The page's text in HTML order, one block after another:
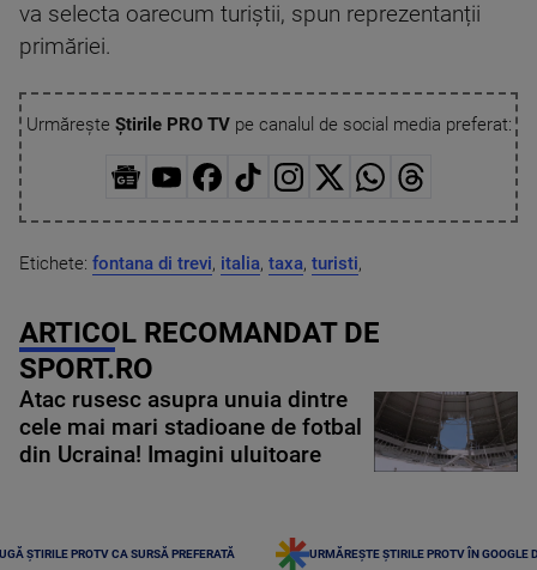
va selecta oarecum turiștii, spun reprezentanții
primăriei.
Urmărește Știrile PRO TVpe canalul de social media preferat:
Etichete: fontana di trevi, italia, taxa, turisti,
ARTICOL RECOMANDAT DE
SPORT.RO
Atac rusesc asupra unuia dintre
cele mai mari stadioane de fotbal
din Ucraina! Imagini uluitoare
ȘTIRILE PROTV CA SURSĂ PREFERATĂ URMĂREȘTE ȘTIRILE PROTV ÎN GOOGLE